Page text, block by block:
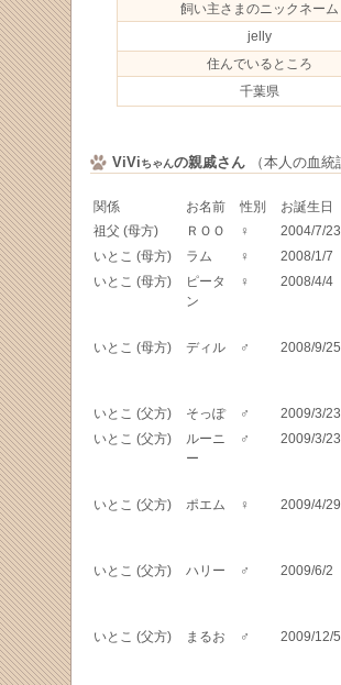
飼い主さまのニックネーム
jelly
住んでいるところ
千葉県
ViViちゃんの親戚さん（本人の血統
関係 お名前 性別 お誕生日
祖父 (母方)
ＲＯＯ ♀ 2004/7/23
いとこ (母方) ラム ♀ 2008/1/7
いとこ (母方)
ピータ
ン
♀ 2008/4/4
いとこ (母方) ディル ♂ 2008/9/25
いとこ (父方) そっぽ ♂ 2009/3/23
いとこ (父方)
ルーニ
ー
♂ 2009/3/23
いとこ (父方) ポエム ♀ 2009/4/29
いとこ (父方) ハリー ♂ 2009/6/2
いとこ (父方) まるお ♂ 2009/12/5